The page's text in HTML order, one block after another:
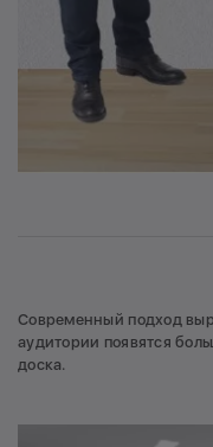
Современный подход
аудитории появятся
доска.